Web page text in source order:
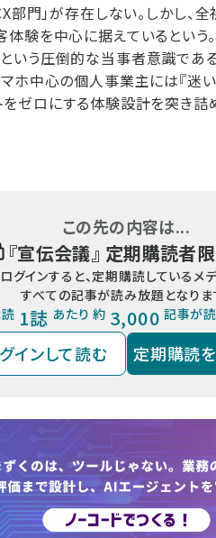
部門」が存在しない。しかし、
験を中心に据えているという
いう圧倒的な当事者意識であ
ホ中心の個人事業主には『迷
ゼロにする体験設計を突き詰
この先の内容は...
『宣伝会議』 定期購読者
ログインすると、定期購読しているメ
すべての記事が読み放題となりま
1誌 あたり 約 3,000 記事が読
インして読む 定期購読